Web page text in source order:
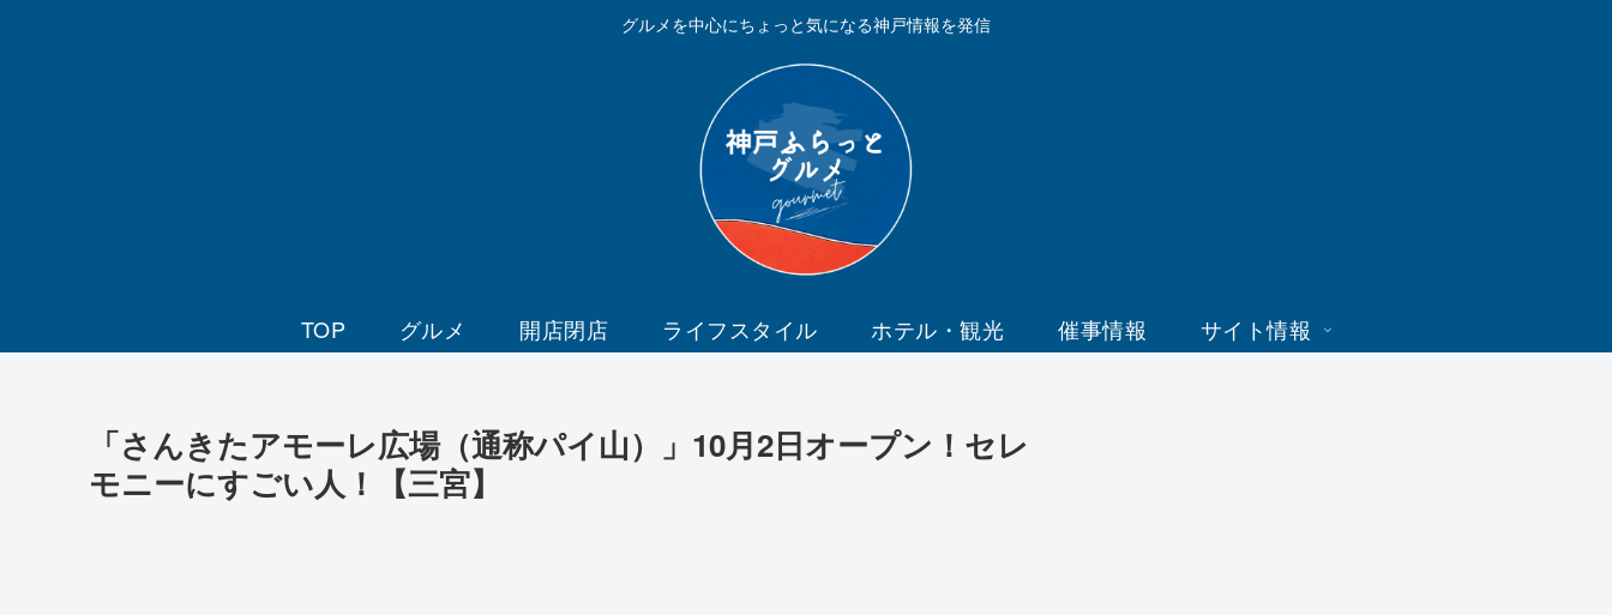
グルメを中心にちょっと気になる神戸情報を発信
TOP グルメ 開店閉店 ライフスタイル ホテル・観光 催事情報 サイト情報
「さんきたアモーレ広場（通称パイ山）」10月2日オープン！セレ
モニーにすごい人！【三宮】